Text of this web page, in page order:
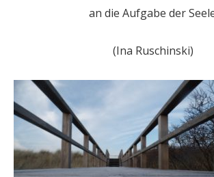
an die Aufgabe der
(Ina Ruschinski)